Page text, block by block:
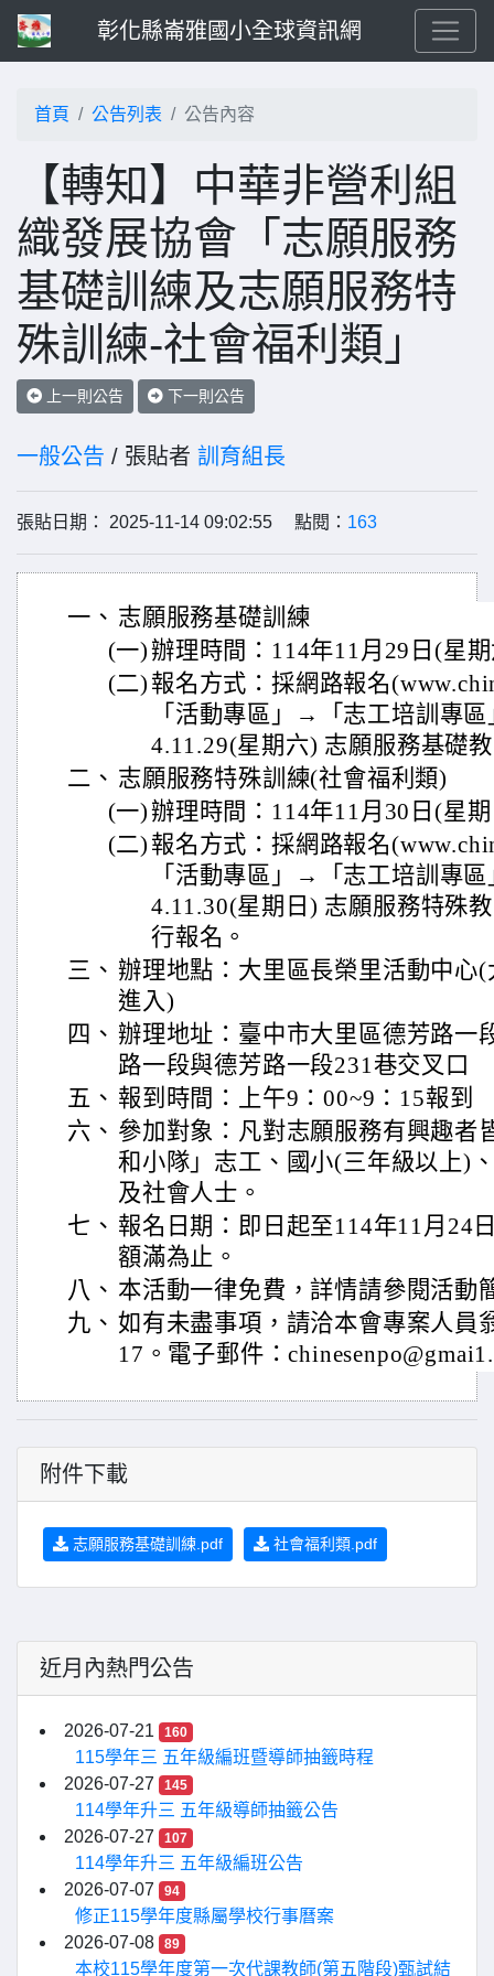
彰化縣崙雅國小全球資訊網
首頁 公告列表 公告內容
【轉知】中華非營利組
織發展協會「志願服務
基礎訓練及志願服務特
殊訓練-社會福利類」
上一則公告 下一則公告
一般公告 / 張貼者 訓育組長
張貼日期： 2025-11-14 09:02:55 點閱： 163
一、 志願服務基礎訓練
(一)辦理時間：114年11月29日(星
(二) 報名方式：採網路報名
「活動專區」→「志工培訓專
4.11.29(星期六) 志願服務基礎
二、 志願服務特殊訓練(社會福利類)
(一)辦理時間：114年11月30日(星
(二) 報名方式：採網路報名
「活動專區」→「志工培訓專
4.11.30(星期日) 志願服務特殊
行報名。
三、 辦理地點：大里區長榮里活動中心
進入)
四、 辦理地址：臺中市大里區德芳路一
路一段與德芳路一段231巷交叉口
五、 報到時間：上午9：00~9：15報到
六、 參加對象：凡對志願服務有興趣者
和小隊」志工、國小(三年級以上)
及社會人士。
七、 報名日期：即日起至114年11月24
額滿為止。
八、 本活動一律免費，詳情請參閱活動
九、 如有未盡事項，請洽本會專案人員
17。電子郵件：
附件下載
志願服務基礎訓練.pdf 社會福利類.pdf
近月內熱門公告
2026-07-21 160
115學年三 五年級編班暨導師抽籤時程
2026-07-27
145
114學年升三 五年級導師抽籤公告
2026-07-27
107
114學年升三 五年級編班公告
2026-07-07
94
修正115學年度縣屬學校行事曆案
2026-07-08
89
本校115學年度第一次代課教師(第五階段)甄試結